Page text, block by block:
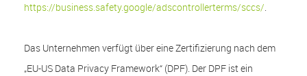
https://business.safety.google/adscontrollerterms/sccs/.
Das Unternehmen verfügt über eine Zertifizierung nach dem
„EU-US Data Privacy Framework“ (DPF). Der DPF ist ein